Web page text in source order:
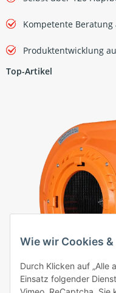
Wie wir Cookies
Durch Klicken auf „Alle
Einsatz folgender
Kompetente Beratung
Produktentwicklung
Top-Artikel